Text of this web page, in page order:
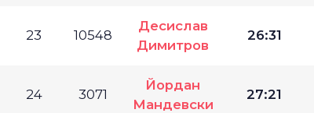
23 10548
Десислав
Димитров
26:31
24 3071
Йордан
Мандевски
27:21